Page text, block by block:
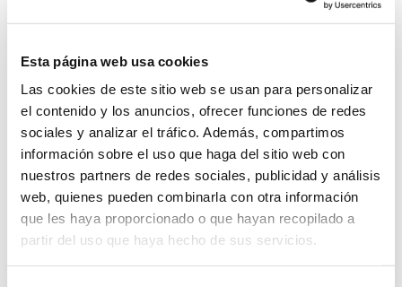
Esta página web usa cookies
Las cookies de este sitio web se usan para personalizar
el contenido y los anuncios, ofrecer funciones de redes
sociales y analizar el tráfico. Además, compartimos
información sobre el uso que haga del sitio web con
nuestros partners de redes sociales, publicidad y análisis
web, quienes pueden combinarla con otra información
que les haya proporcionado o que hayan recopilado a
partir del uso que haya hecho de sus servicios.
3 R Food , empresa valenciana especializada en
salazones gourmet ofrece casi un un 60% en todas tus
compras de una selección de salazones gourmet de 3 R
Food, elaborados artesanalmente sin conservantes ni
colorantes. Unos salazones que preservan todo el sabor
natural de antaño. Para que disfrutes de lo auténtico, de